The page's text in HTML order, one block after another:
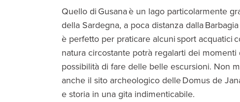
Quello di Gusana è un lago particolarmente
della Sardegna, a poca distanza dalla
è perfetto per praticare alcuni sport acquatici
natura circostante potrà regalarti dei
possibilità di fare delle belle escursioni. Non
anche il sito archeologico delle Domus de
e storia in una gita indimenticabile.